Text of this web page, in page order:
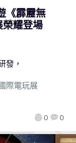
《霹靂無
耀登場
0 0
發，
際電玩展